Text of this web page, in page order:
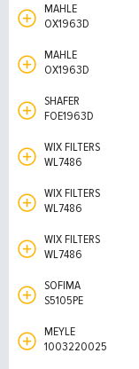
MAHLE
OX1963D
MAHLE
OX1963D
SHAFER
FOE1963D
WIX FILTERS
WL7486
WIX FILTERS
WL7486
WIX FILTERS
WL7486
SOFIMA
S5105PE
MEYLE
1003220025